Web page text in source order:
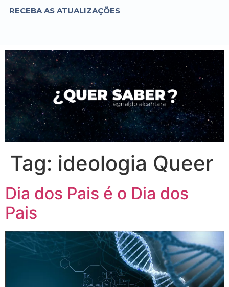
RECEBA AS ATUALIZAÇÕES
Tag: ideologia Queer
Dia dos Pais é o Dia dos
Pais